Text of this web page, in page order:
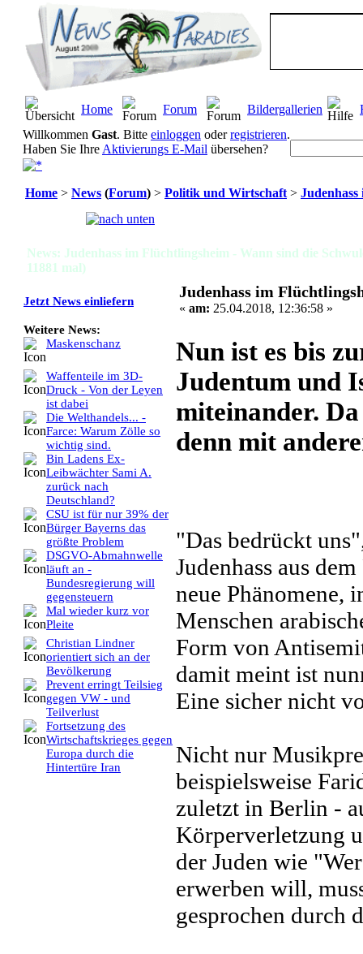
Home Forum Bildergallerien
Willkommen Gast. Bitte einloggen oderregistrieren.
Haben Sie Ihre Aktivierungs E-Mail übersehen?
Home > News (Forum) > Politik und Wirtschaft >
News: Judenhass im Flüchtlingsheim - Wann sind die
11881 mal)
Jetzt News einliefern
Weitere News:
Maskenschanz
Waffenteile im 3D-
Druck - Von der Leyen
ist dabei
Die Welthandels... -
Farce: Warum Zölle so
wichtig sind.
Bin Ladens Ex-
Leibwächter Sami A.
zurück nach
Deutschland?
CSU ist für nur 39% der
Bürger Bayerns das
größte Problem
DSGVO-Abmahnwelle
läuft an -
Bundesregierung will
gegensteuern
Mal wieder kurz vor
Pleite
Christian Lindner
orientiert sich an der
Bevölkerung
Prevent erringt Teilsieg
gegen VW - und
Teilverlust
Fortsetzung des
Wirtschaftskrieges gegen
Europa durch die
Hintertüre Iran
Judenhass im
« am: 25.04.2018, 12:36:58 »
Nun ist es bis
Judentum und
miteinander.
denn mit
"Das bedrückt
Judenhass aus
neue Phänomene,
Menschen
Form von
damit meint ist
Eine sicher nicht
Nicht nur
beispielsweise
zuletzt in Berlin -
Körperverletzung
der Juden wie
erwerben will,
gesprochen durch